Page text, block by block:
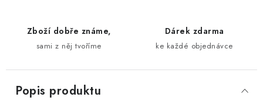
Zboží dobře známe,
sami z něj tvoříme
Dárek zdarma
ke každé objednávce
Popis produktu